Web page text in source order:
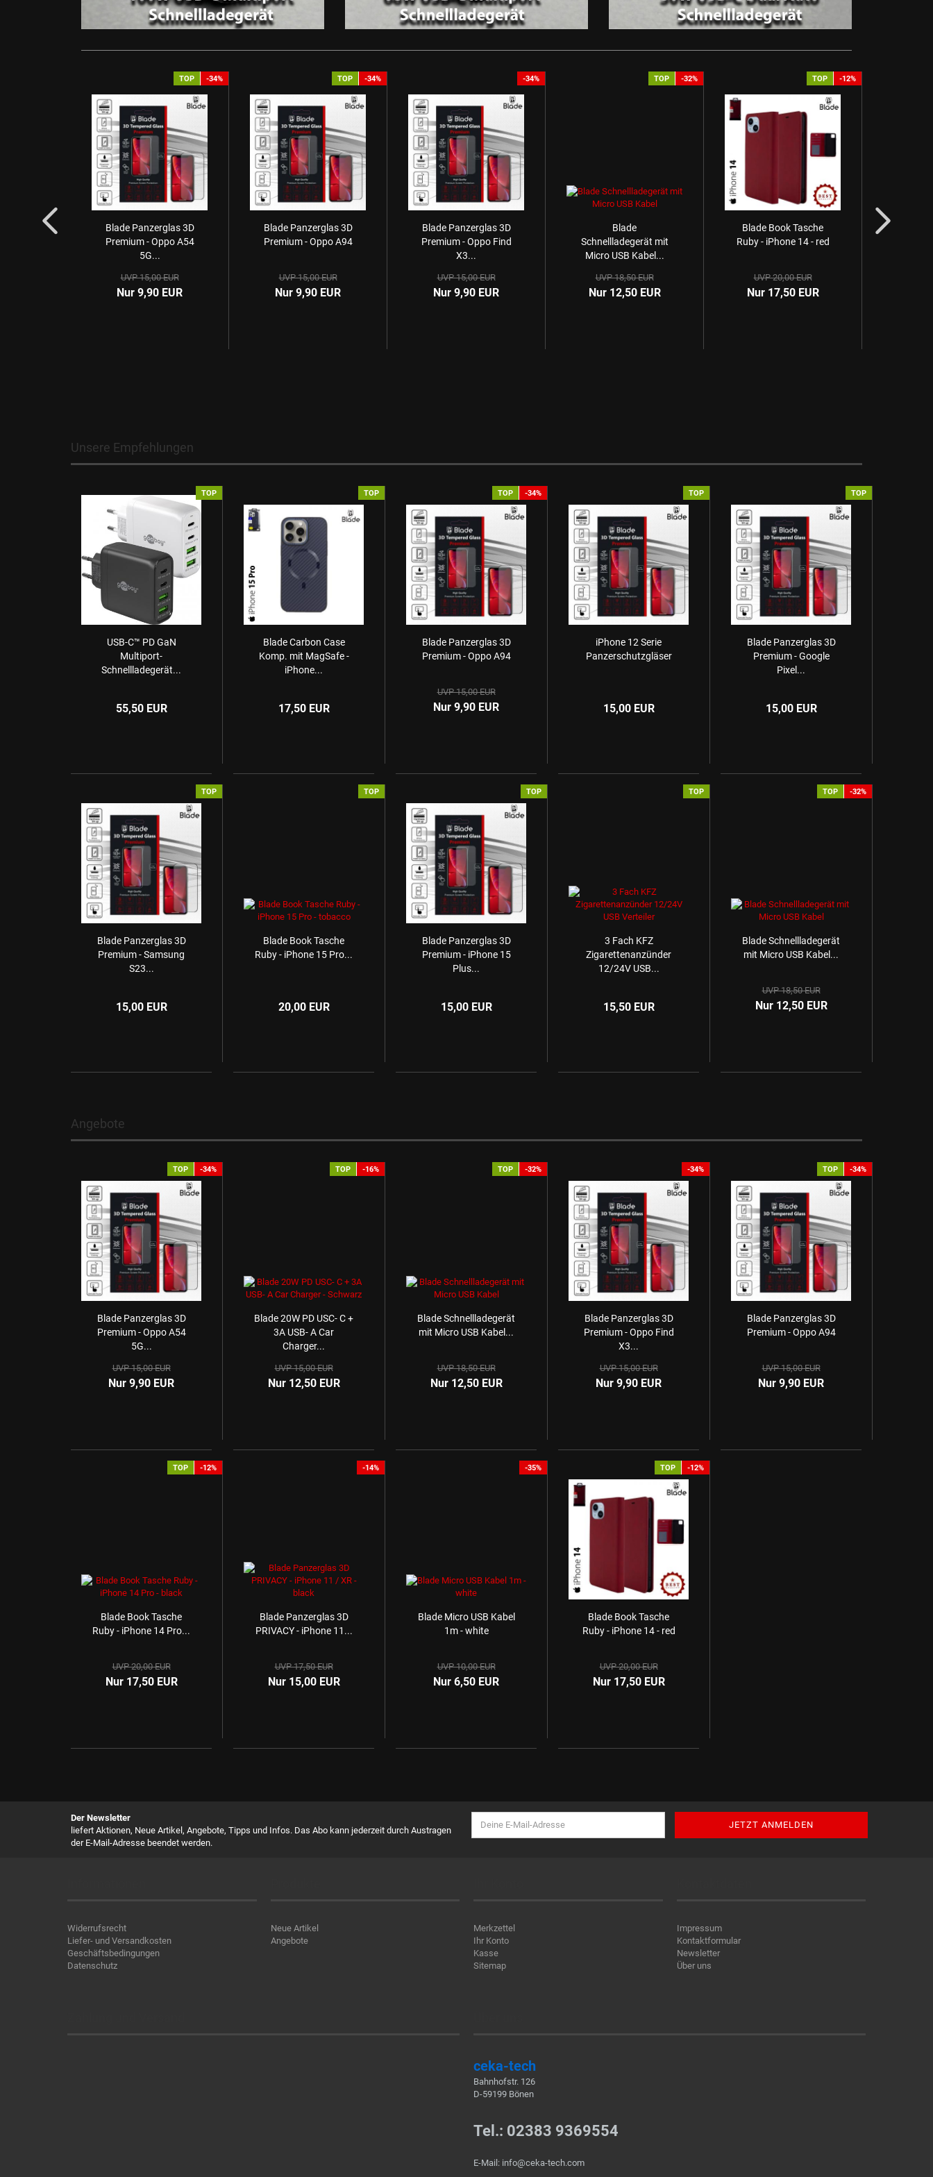
TOP -34%
Blade Panzerglas 3D
Premium - Oppo A54
5G...
UVP 15,00 EUR
Nur 9,90 EUR
TOP -34%
Blade Panzerglas 3D
Premium - Oppo A94
UVP 15,00 EUR
Nur 9,90 EUR
-34%
Blade Panzerglas 3D
Premium - Oppo Find
X3...
UVP 15,00 EUR
Nur 9,90 EUR
TOP -32%
Blade
Schnellladegerät mit
Micro USB Kabel...
UVP 18,50 EUR
Nur 12,50 EUR
TOP -12%
Blade Book Tasche
Ruby - iPhone 14 - red
UVP 20,00 EUR
Nur 17,50 EUR
Unsere Empfehlungen
TOP
USB-C™ PD GaN
Multiport-
Schnellladegerät...
55,50 EUR
TOP
Blade Carbon Case
Komp. mit MagSafe -
iPhone...
17,50 EUR
TOP -34%
Blade Panzerglas 3D
Premium - Oppo A94
UVP 15,00 EUR
Nur 9,90 EUR
TOP
iPhone 12 Serie
Panzerschutzgläser
15,00 EUR
TOP
Blade Panzerglas 3D
Premium - Google
Pixel...
15,00 EUR
TOP
Blade Panzerglas 3D
Premium - Samsung
S23...
15,00 EUR
TOP
Blade Book Tasche
Ruby - iPhone 15 Pro...
20,00 EUR
TOP
Blade Panzerglas 3D
Premium - iPhone 15
Plus...
15,00 EUR
TOP
3 Fach KFZ
Zigarettenanzünder
12/24V USB...
15,50 EUR
TOP -32%
Blade Schnellladegerät
mit Micro USB Kabel...
UVP 18,50 EUR
Nur 12,50 EUR
Angebote
TOP -34%
Blade Panzerglas 3D
Premium - Oppo A54
5G...
UVP 15,00 EUR
Nur 9,90 EUR
TOP -16%
Blade 20W PD USC- C +
3A USB- A Car
Charger...
UVP 15,00 EUR
Nur 12,50 EUR
TOP -32%
Blade Schnellladegerät
mit Micro USB Kabel...
UVP 18,50 EUR
Nur 12,50 EUR
-34%
Blade Panzerglas 3D
Premium - Oppo Find
X3...
UVP 15,00 EUR
Nur 9,90 EUR
TOP -34%
Blade Panzerglas 3D
Premium - Oppo A94
UVP 15,00 EUR
Nur 9,90 EUR
TOP -12%
Blade Book Tasche
Ruby - iPhone 14 Pro...
UVP 20,00 EUR
Nur 17,50 EUR
-14%
Blade Panzerglas 3D
PRIVACY - iPhone 11...
UVP 17,50 EUR
Nur 15,00 EUR
-35%
Blade Micro USB Kabel
1m - white
UVP 10,00 EUR
Nur 6,50 EUR
TOP -12%
Blade Book Tasche
Ruby - iPhone 14 - red
UVP 20,00 EUR
Nur 17,50 EUR
Der Newsletter
liefert Aktionen, Neue Artikel, Angebote, Tipps und Infos. Das Abo kann jederzeit durch Austragen
der E-Mail-Adresse beendet werden.
Widerrufsrecht
Liefer- und Versandkosten
Geschäftsbedingungen
Datenschutz
Neue Artikel
Angebote
Merkzettel
Ihr Konto
Kasse
Sitemap
Impressum
Kontaktformular
Newsletter
Über uns
ceka-tech
Bahnhofstr. 126
D-59199 Bönen
Tel.: 02383 9369554
E-Mail: info@ceka-tech.com